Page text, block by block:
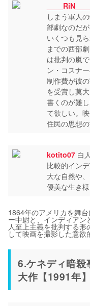
____RiN____
しまう軍人
部劇なのだ
いくつも見
までの西部
は批判の嵐
ン・コスナ
制作費が彼
を受賞し莫
書くのが難
て欲しい。
住民の思想
kotito07 白
比較的イン
大な自然や
優美な生き
1864年のアメリカを舞
ー中尉と、インディアン
人至上主義を批判する
して映画を撮影した意欲
6.ケネディ暗殺
大作【1991年】